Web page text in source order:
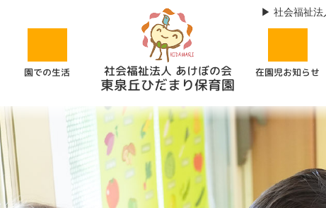
社会福祉法
園での生活 社会福祉法人 あけぼの会
東泉丘ひだまり保育園
在園児お知らせ